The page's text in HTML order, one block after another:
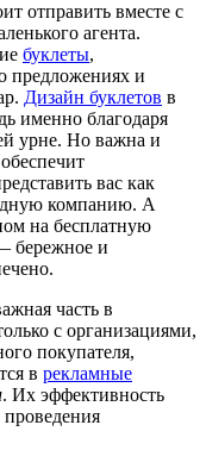
отправить вместе с
агента.
буклеты,
предложениях и
Дизайн буклетов в
именно благодаря
урне. Но важна и
вас как
компанию. А
на бесплатную
бережное и
часть в
с организациями,
покупателя,
в рекламные
. Их эффективность